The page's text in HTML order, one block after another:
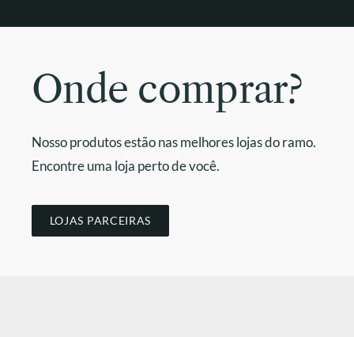
Onde comprar?
Nosso produtos estão nas melhores lojas do ramo.
Encontre uma loja perto de você.
LOJAS PARCEIRAS